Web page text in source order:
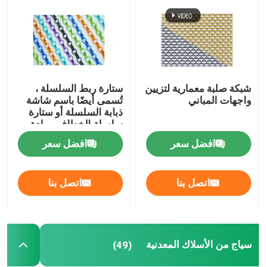
شبكة صلبة معمارية لتزيين
واجهات المباني
افضل سعر
اتصل بنا
ستارة ربط السلسلة ،
تُسمى أيضًا باسم شاشة
ذبابة السلسلة أو ستارة
سلسلة الخطاف ، مادة
الألومنيوم المؤكسد
افضل سعر
اتصل بنا
سياج من الأسلاك المعدنية (49)